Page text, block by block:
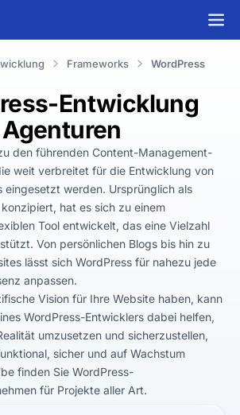
Frameworks WordPress
Entwicklung
Agenturen
den führenden Content-Management-
weit verbreitet für die Entwicklung von
eingesetzt werden. Ursprünglich als
hat es sich zu einem
Tool entwickelt, das eine Vielzahl
Von persönlichen Blogs bis hin zu
lässt sich WordPress für nahezu jede
anpassen.
Vision für Ihre Website haben, kann
WordPress-Entwicklers dabei helfen,
umzusetzen und sicherzustellen,
sicher und auf Wachstum
finden Sie WordPress-
für Projekte aller Art.